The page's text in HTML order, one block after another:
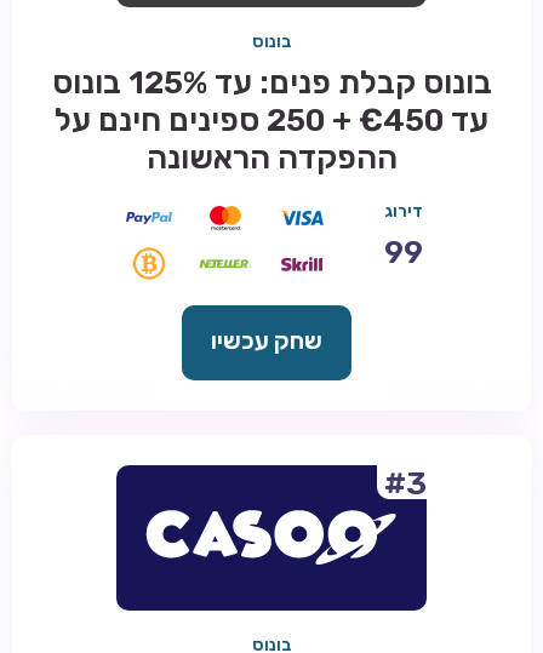
טיפים
בונוס
בונוס קבלת פנים: עד 125% בונוס
עד €450 + 250 ספינים חינם על
ההפקדה הראשונה
דירוג
99
שחק עכשיו
#3
בונוס